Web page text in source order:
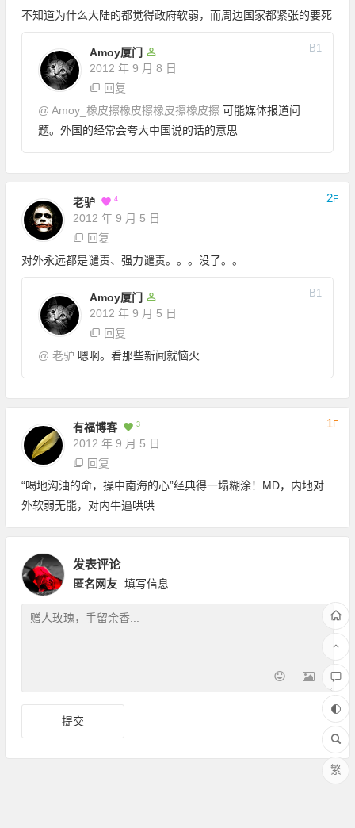
不知道为什么大陆的都觉得政府软弱，而周边国家都紧张的要死
Amoy厦门
2012 年 9 月 8 日
B1
回复
@ Amoy_橡皮擦橡皮擦橡皮擦橡皮擦 可能媒体报道问
题。外国的经常会夸大中国说的话的意思
老驴 4
2012 年 9 月 5 日
2F
回复
对外永远都是谴责、强力谴责。。。没了。。
Amoy厦门
2012 年 9 月 5 日
B1
回复
@ 老驴 嗯啊。看那些新闻就恼火
有福博客 3
2012 年 9 月 5 日
1F
回复
“喝地沟油的命，操中南海的心”经典得一塌糊涂！MD，内地对
外软弱无能，对内牛逼哄哄
发表评论
匿名网友 填写信息
繁